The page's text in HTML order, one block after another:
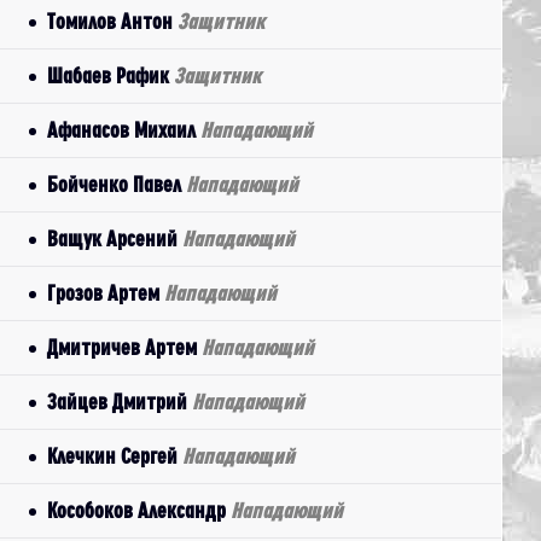
Томилов Антон Защитник
Шабаев Рафик Защитник
Афанасов Михаил Нападающий
Бойченко Павел Нападающий
Ващук Арсений Нападающий
Грозов Артем Нападающий
Дмитричев Артем Нападающий
Зайцев Дмитрий Нападающий
Клечкин Сергей Нападающий
Кособоков Александр Нападающий